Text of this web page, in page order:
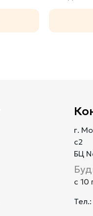
г.
с2
БЦ
с 10
Тел.: